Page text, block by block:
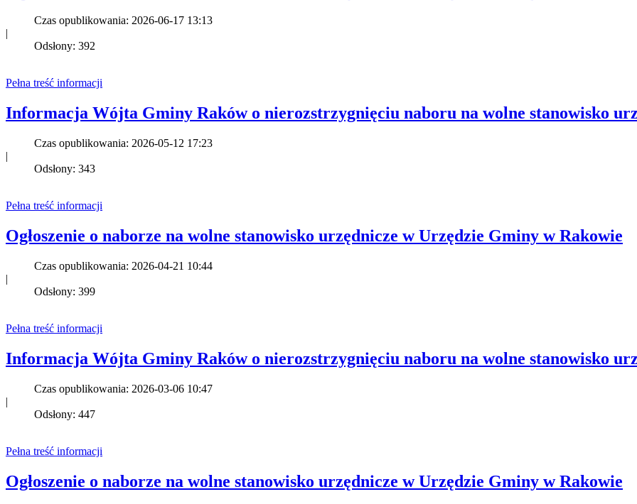
Czas opublikowania: 2026-06-17 13:13
|
Odsłony: 392
Pełna treść informacji
Informacja Wójta Gminy Raków o nierozstrzygnięciu naboru na wolne stanowisko
Czas opublikowania: 2026-05-12 17:23
|
Odsłony: 343
Pełna treść informacji
Ogłoszenie o naborze na wolne stanowisko urzędnicze w Urzędzie Gminy w Rakowie
Czas opublikowania: 2026-04-21 10:44
|
Odsłony: 399
Pełna treść informacji
Informacja Wójta Gminy Raków o nierozstrzygnięciu naboru na wolne stanowisko
Czas opublikowania: 2026-03-06 10:47
|
Odsłony: 447
Pełna treść informacji
Ogłoszenie o naborze na wolne stanowisko urzędnicze w Urzędzie Gminy w Rakowie